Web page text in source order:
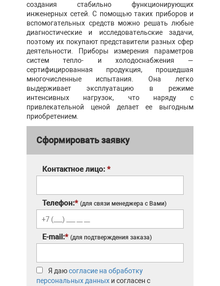
создания стабильно функционирующих
инженерных сетей. С помощью таких приборов и
вспомогательных средств можно решать любые
диагностические и исследовательские задачи,
поэтому их покупают представители разных сфер
деятельности. Приборы измерения параметров
систем тепло- и холодоснабжения —
сертифицированная продукция, прошедшая
многочисленные испытания. Она легко
выдерживает эксплуатацию в режиме
интенсивных нагрузок, что наряду с
привлекательной ценой делает ее выгодным
приобретением.
Сформировать заявку
Контактное лицо: *
Телефон:* (для связи менеджера с Вами)
E-mail:* (для подтверждения заказа)
Я даюсогласие на обработку
персональных данных и согласен с